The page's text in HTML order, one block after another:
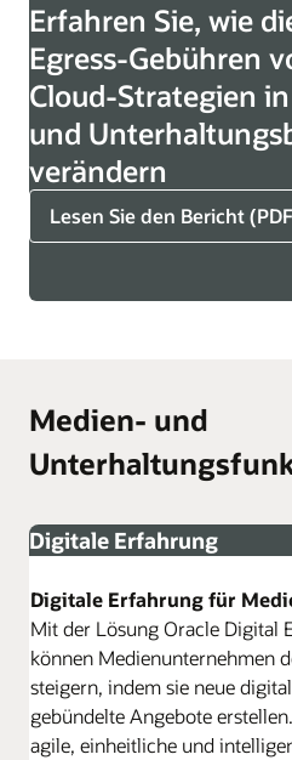
Erfahren Sie, wie
Egress-Gebühren
Cloud-Strategien
und
verändern
Lesen Sie den Bericht
Medien- und
Digitale Erfahrung
Digitale Erfahrung für
Mit der Lösung Oracle Digital
können Medienunternehmen
steigern, indem sie neue
gebündelte Angebote
agile, einheitliche und